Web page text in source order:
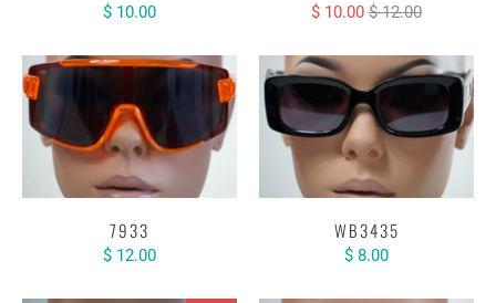
$ 10.00 $ 10.00 $ 12.00
7933
$ 12.00
WB3435
$ 8.00